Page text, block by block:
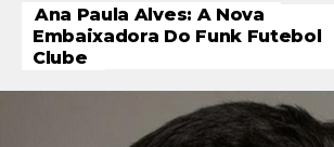
Ana Paula Alves: A Nova
Embaixadora Do Funk Futebol
Clube